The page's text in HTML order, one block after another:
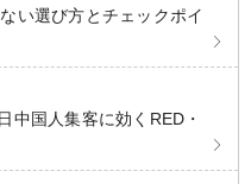
い選び方とチェックポイ
中国人集客に効くRED・